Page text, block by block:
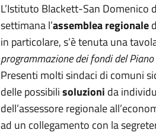
L’Istituto Blackett-San Domenico
settimana l’assemblea regionale
in particolare, s’è tenuta una
programmazione dei fondi del
Presenti molti sindaci di comuni
delle possibilisoluzioni da
dell’assessore regionale
ad un collegamento con la